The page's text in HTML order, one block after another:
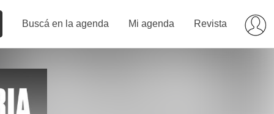
Buscá en la agenda Mi agenda Revista